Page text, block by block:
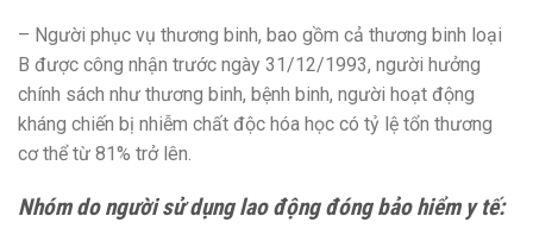
– Người phục vụ thương binh, bao gồm cả thương binh loại
B được công nhận trước ngày 31/12/1993, người hưởng
chính sách như thương binh, bệnh binh, người hoạt động
kháng chiến bị nhiễm chất độc hóa học có tỷ lệ tổn thương
cơ thể từ 81% trở lên.
Nhóm do người sử dụng lao động đóng bảo hiểm y tế: